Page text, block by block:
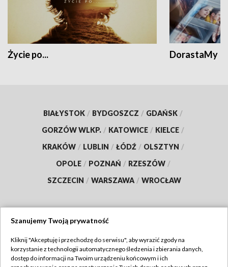
Życie po... DorastaMy
BIAŁYSTOK / BYDGOSZCZ / GDAŃSK /
GORZÓW WLKP. / KATOWICE / KIELCE /
KRAKÓW / LUBLIN / ŁÓDŹ / OLSZTYN /
OPOLE / POZNAŃ / RZESZÓW /
SZCZECIN / WARSZAWA / WROCŁAW
TVP
Szanujemy Twoją prywatność
Kliknij "Akceptuję i przechodzę do serwisu", aby wyrazić zgody na
korzystanie z technologii automatycznego śledzenia i zbierania danych,
dostęp do informacji na Twoim urządzeniu końcowym i ich